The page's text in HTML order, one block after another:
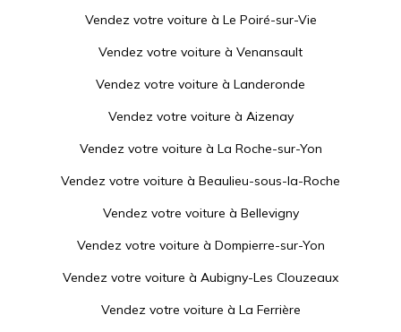
Vendez votre voiture à Le Poiré-sur-Vie
Vendez votre voiture à Venansault
Vendez votre voiture à Landeronde
Vendez votre voiture à Aizenay
Vendez votre voiture à La Roche-sur-Yon
Vendez votre voiture à Beaulieu-sous-la-Roche
Vendez votre voiture à Bellevigny
Vendez votre voiture à Dompierre-sur-Yon
Vendez votre voiture à Aubigny-Les Clouzeaux
Vendez votre voiture à La Ferrière